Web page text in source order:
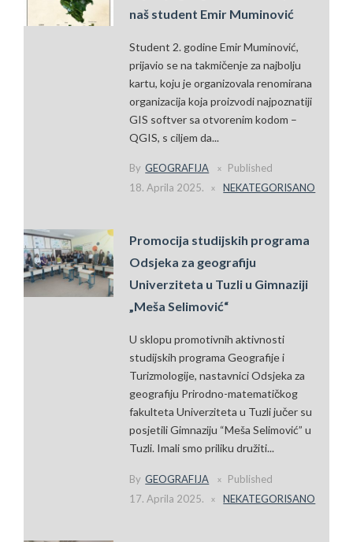
naš student Emir Muminović
Student 2. godine Emir Muminović,
prijavio se na takmičenje za najbolju
kartu, koju je organizovala renomirana
organizacija koja proizvodi najpoznatiji
GIS softver sa otvorenim kodom –
QGIS, s ciljem da...
By GEOGRAFIJA
Published
18. Aprila 2025.
NEKATEGORISANO
Promocija studijskih programa
Odsjeka za geografiju
Univerziteta u Tuzli u Gimnaziji
„Meša Selimović“
U sklopu promotivnih aktivnosti
studijskih programa Geografije i
Turizmologije, nastavnici Odsjeka za
geografiju Prirodno-matematičkog
fakulteta Univerziteta u Tuzli jučer su
posjetili Gimnaziju “Meša Selimović” u
Tuzli. Imali smo priliku družiti...
By GEOGRAFIJA
Published
17. Aprila 2025.
NEKATEGORISANO